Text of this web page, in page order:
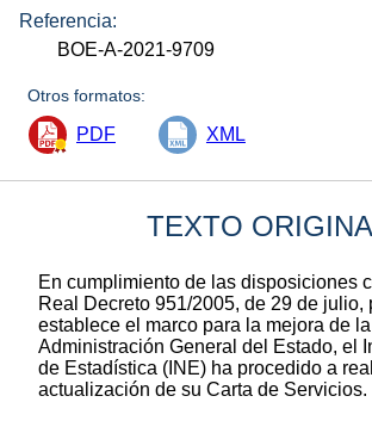
Referencia:
BOE-A-2021-9709
Otros formatos:
PDF XML
TEXTO
En cumplimiento de las disposiciones
Real Decreto 951/2005, de 29 de julio,
establece el marco para la mejora de
Administración General del Estado, el
de Estadística (INE) ha procedido a
actualización de su Carta de Servicios.